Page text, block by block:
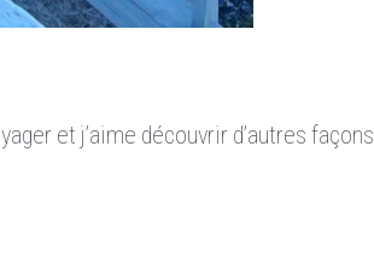
et j’aime découvrir d’autres façons